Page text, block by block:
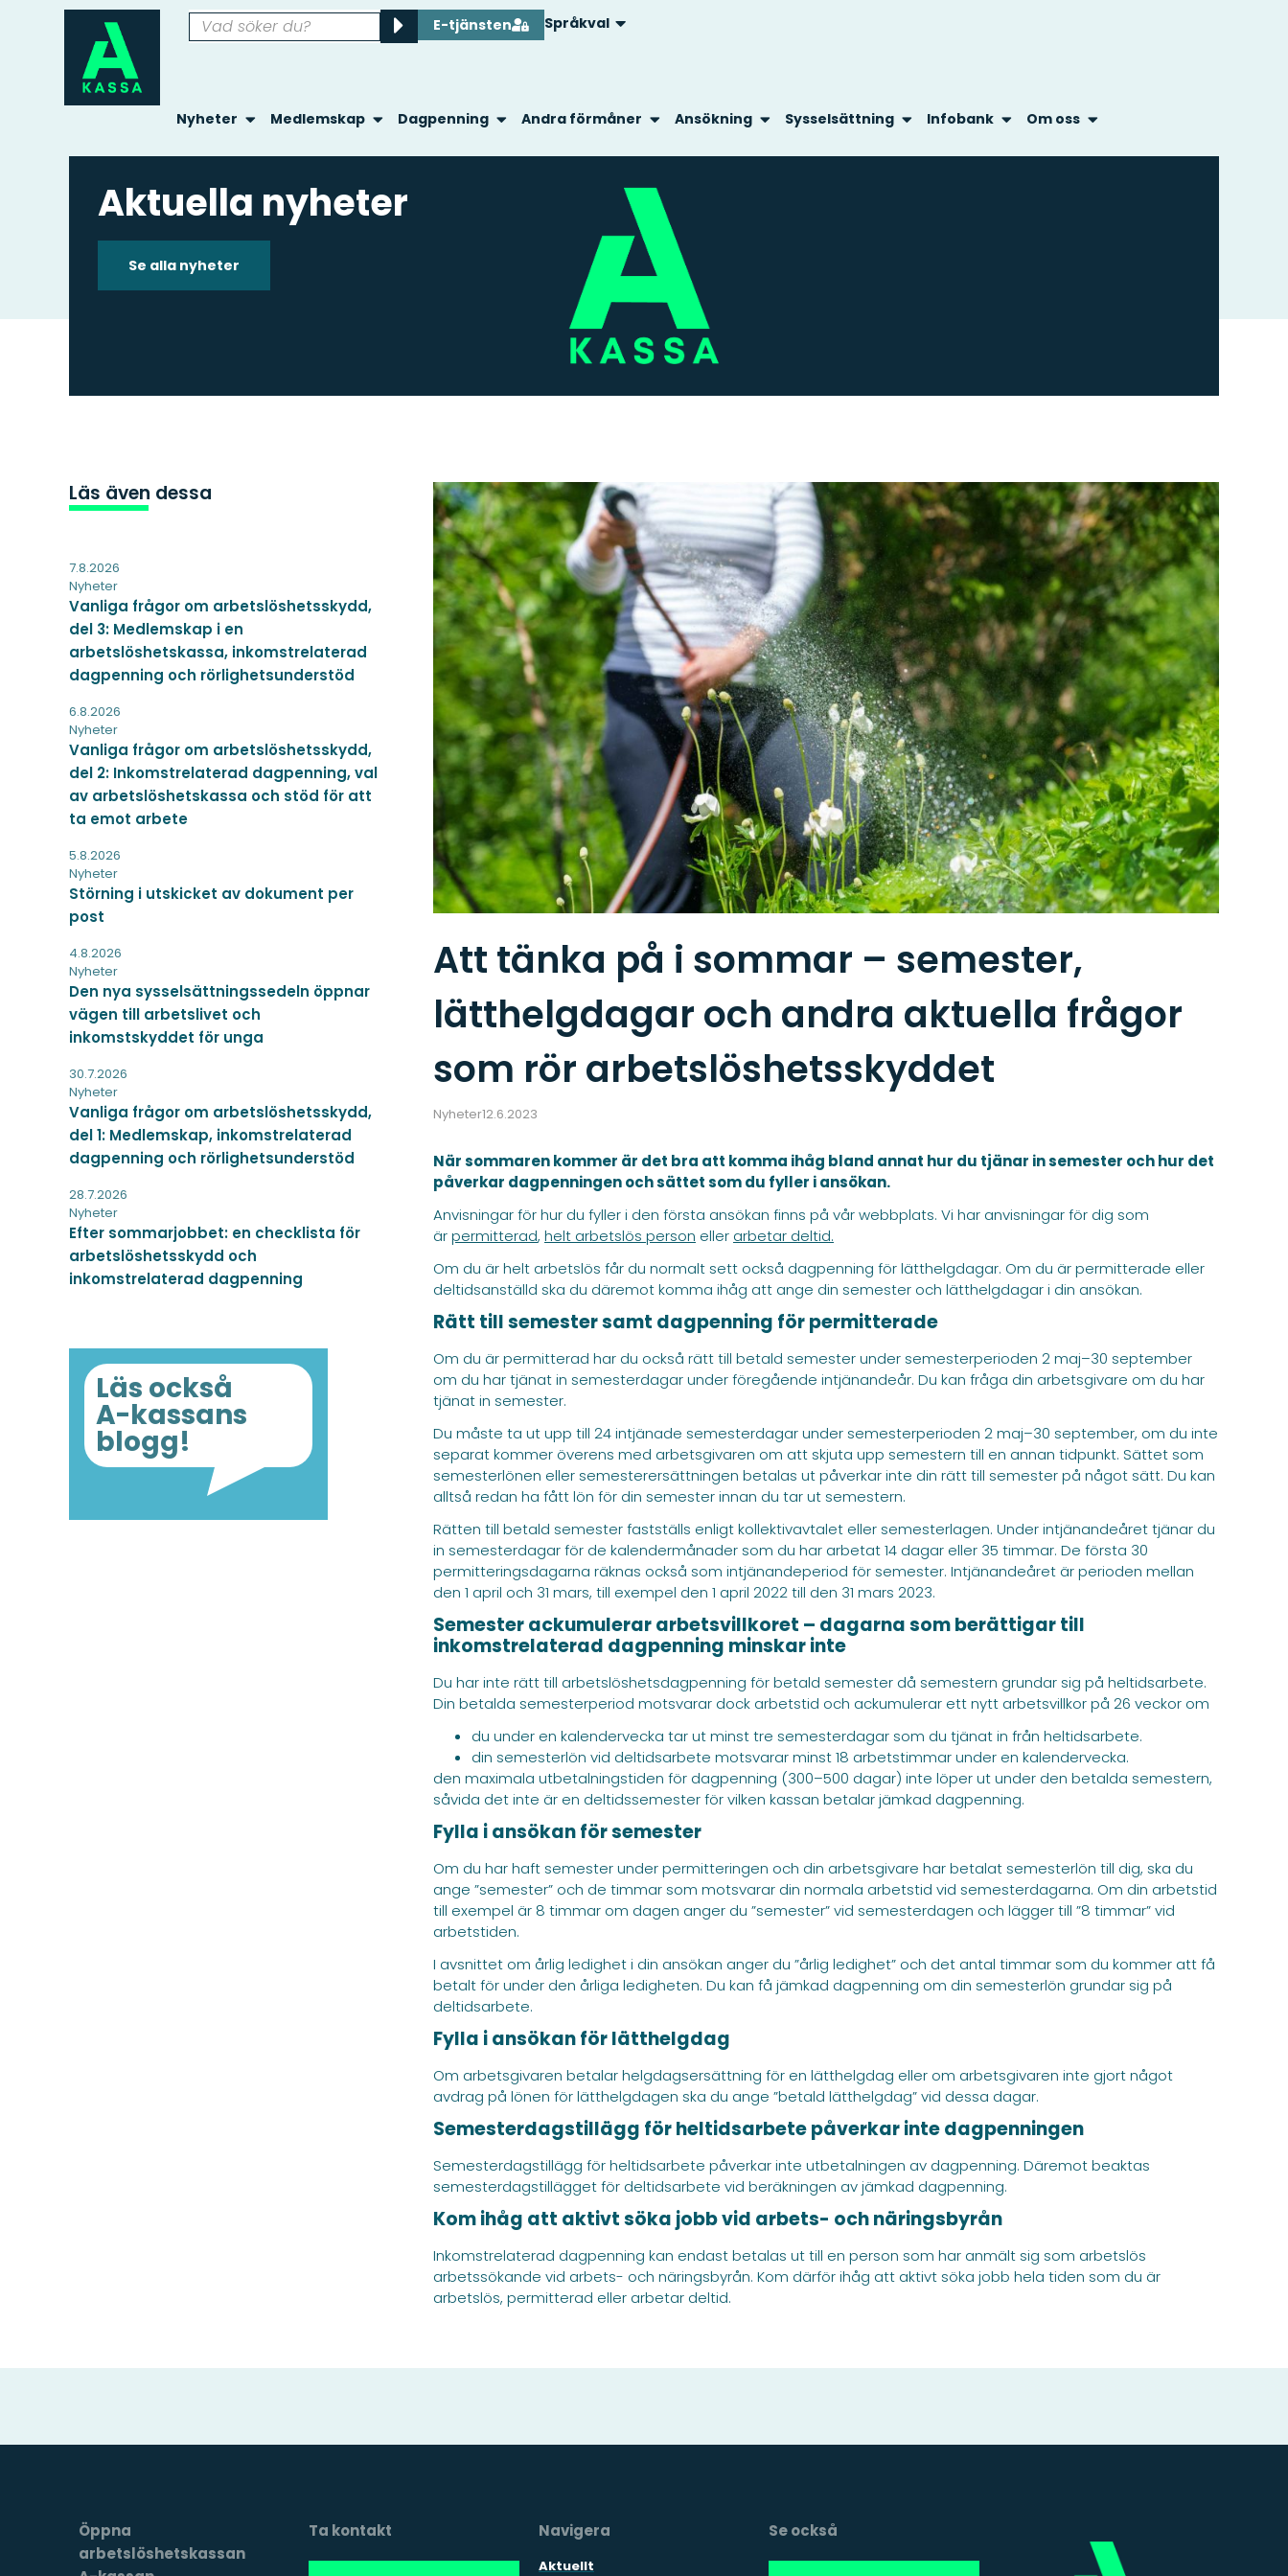
E-tjänsten Språkval
Nyheter Medlemskap Dagpenning Andra förmåner Ansökning Sysselsättning Infobank Om oss
Aktuella nyheter
Se alla nyheter
Läs även dessa
7.8.2026
Nyheter
Vanliga frågor om arbetslöshetsskydd,
del 3: Medlemskap i en
arbetslöshetskassa, inkomstrelaterad
dagpenning och rörlighetsunderstöd
6.8.2026
Nyheter
Vanliga frågor om arbetslöshetsskydd,
del 2: Inkomstrelaterad dagpenning, val
av arbetslöshetskassa och stöd för att
ta emot arbete
5.8.2026
Nyheter
Störning i utskicket av dokument per
post
4.8.2026
Nyheter
Den nya sysselsättningssedeln öppnar
vägen till arbetslivet och
inkomstskyddet för unga
30.7.2026
Nyheter
Vanliga frågor om arbetslöshetsskydd,
del 1: Medlemskap, inkomstrelaterad
dagpenning och rörlighetsunderstöd
28.7.2026
Nyheter
Efter sommarjobbet: en checklista för
arbetslöshetsskydd och
inkomstrelaterad dagpenning
Läs också
A-kassans
blogg!
Att tänka på i sommar – semester,
lätthelgdagar och andra aktuella frågor
som rör arbetslöshetsskyddet
Nyheter12.6.2023
När sommaren kommer är det bra att komma ihåg bland annat hur du tjänar in semester och hur det
påverkar dagpenningen och sättet som du fyller i ansökan.
Anvisningar för hur du fyller i den första ansökan finns på vår webbplats. Vi har anvisningar för dig som
ärpermitterad, helt arbetslös person eller arbetar deltid.
Om du är helt arbetslös får du normalt sett också dagpenning för lätthelgdagar. Om du är permitterade eller
deltidsanställd ska du däremot komma ihåg att ange din semester och lätthelgdagar i din ansökan.
Rätt till semester samt dagpenning för permitterade
Om du är permitterad har du också rätt till betald semester under semesterperioden 2 maj–30 september
om du har tjänat in semesterdagar under föregående intjänandeår. Du kan fråga din arbetsgivare om du har
tjänat in semester.
Du måste ta ut upp till 24 intjänade semesterdagar under semesterperioden 2 maj–30 september, om du inte
separat kommer överens med arbetsgivaren om att skjuta upp semestern till en annan tidpunkt. Sättet som
semesterlönen eller semesterersättningen betalas ut påverkar inte din rätt till semester på något sätt. Du kan
alltså redan ha fått lön för din semester innan du tar ut semestern.
Rätten till betald semester fastställs enligt kollektivavtalet eller semesterlagen. Under intjänandeåret tjänar du
in semesterdagar för de kalendermånader som du har arbetat 14 dagar eller 35 timmar. De första 30
permitteringsdagarna räknas också som intjänandeperiod för semester. Intjänandeåret är perioden mellan
den 1 april och 31 mars, till exempel den 1 april 2022 till den 31 mars 2023.
Semester ackumulerar arbetsvillkoret – dagarna som berättigar till
inkomstrelaterad dagpenning minskar inte
Du har inte rätt till arbetslöshetsdagpenning för betald semester då semestern grundar sig på heltidsarbete.
Din betalda semesterperiod motsvarar dock arbetstid och ackumulerar ett nytt arbetsvillkor på 26 veckor om
du under en kalendervecka tar ut minst tre semesterdagar som du tjänat in från heltidsarbete.
din semesterlön vid deltidsarbete motsvarar minst 18 arbetstimmar under en kalendervecka.
den maximala utbetalningstiden för dagpenning (300–500 dagar) inte löper ut under den betalda semestern,
såvida det inte är en deltidssemester för vilken kassan betalar jämkad dagpenning.
Fylla i ansökan för semester
Om du har haft semester under permitteringen och din arbetsgivare har betalat semesterlön till dig, ska du
ange ”semester” och de timmar som motsvarar din normala arbetstid vid semesterdagarna. Om din arbetstid
till exempel är 8 timmar om dagen anger du ”semester” vid semesterdagen och lägger till ”8 timmar” vid
arbetstiden.
I avsnittet om årlig ledighet i din ansökan anger du ”årlig ledighet” och det antal timmar som du kommer att få
betalt för under den årliga ledigheten. Du kan få jämkad dagpenning om din semesterlön grundar sig på
deltidsarbete.
Fylla i ansökan för lätthelgdag
Om arbetsgivaren betalar helgdagsersättning för en lätthelgdag eller om arbetsgivaren inte gjort något
avdrag på lönen för lätthelgdagen ska du ange ”betald lätthelgdag” vid dessa dagar.
Semesterdagstillägg för heltidsarbete påverkar inte dagpenningen
Semesterdagstillägg för heltidsarbete påverkar inte utbetalningen av dagpenning. Däremot beaktas
semesterdagstillägget för deltidsarbete vid beräkningen av jämkad dagpenning.
Kom ihåg att aktivt söka jobb vid arbets- och näringsbyrån
Inkomstrelaterad dagpenning kan endast betalas ut till en person som har anmält sig som arbetslös
arbetssökande vid arbets- och näringsbyrån. Kom därför ihåg att aktivt söka jobb hela tiden som du är
arbetslös, permitterad eller arbetar deltid.
Öppna
arbetslöshetskassan
Ta kontakt Navigera
Aktuellt
Se också